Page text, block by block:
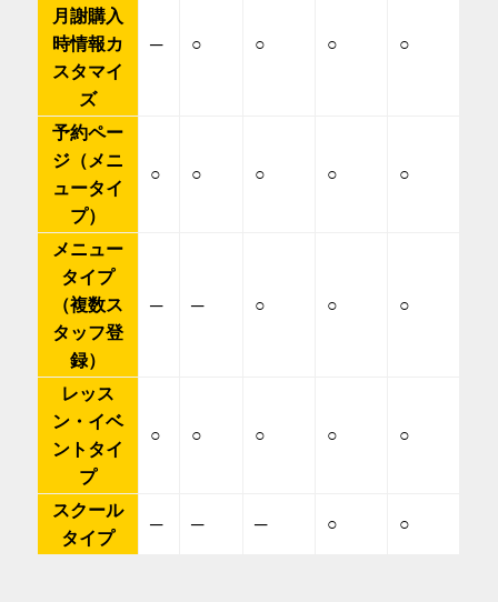
月謝購入
時情報カ
スタマイ
ズ
─ ○ ○ ○ ○
予約ペー
ジ（メニ
ュータイ
プ）
○ ○ ○ ○ ○
メニュー
タイプ
（複数ス
タッフ登
録）
─ ─ ○ ○ ○
レッス
ン・イベ
ントタイ
プ
○ ○ ○ ○ ○
スクール
タイプ
─ ─ ─ ○ ○